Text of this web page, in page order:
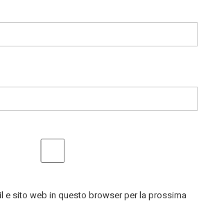
e sito web in questo browser per la prossima